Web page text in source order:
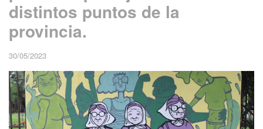
distintos puntos de la
provincia.
30/05/2023